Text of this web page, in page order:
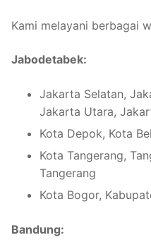
Kami melayani berbagai
Jabodetabek:
Jakarta Selatan,
Jakarta Utara,
Kota Depok, Kota
Kota Tangerang,
Tangerang
Kota Bogor,
Bandung: